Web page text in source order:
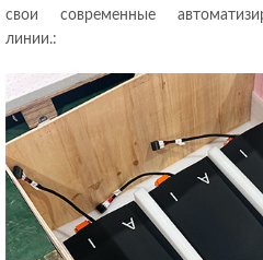
свои современные
линии.: